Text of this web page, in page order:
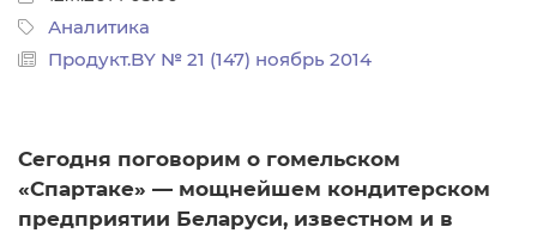
Аналитика
Продукт.BY № 21 (147) ноябрь 2014
Сегодня поговорим о гомельском
«Спартаке» — мощнейшем кондитерском
предприятии Беларуси, известном и в